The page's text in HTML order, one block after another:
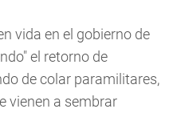
vida en el gobierno de
el retorno de
de colar paramilitares,
vienen a sembrar